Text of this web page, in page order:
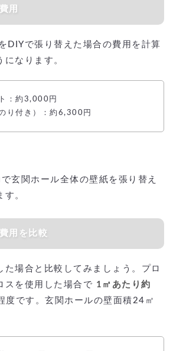
用
DIYで張り替えた場合の費用を計算
なります。
：約3,000円
り付き）：約6,300円
玄関ホール全体の壁紙を張り替え
。
費用を比較
た場合と比較してみましょう。プロ
スを使用した場合で 1㎡あたり約
度です。玄関ホールの壁面積24㎡